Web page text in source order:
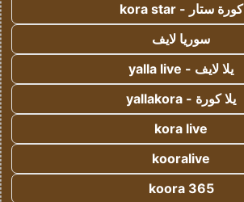
كورة ستار - kora star
سوريا لايف
يلا لايف - yalla live
يلا كورة - yallakora
kora live
kooralive
koora 365